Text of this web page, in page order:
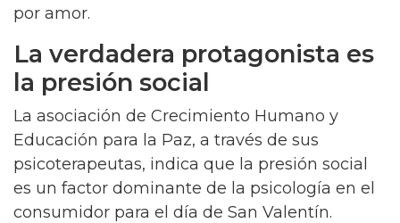
por amor.
La verdadera protagonista es
la presión social
La asociación de Crecimiento Humano y
Educación para la Paz, a través de sus
psicoterapeutas, indica que la presión social
es un factor dominante de la psicología en el
consumidor para el día de San Valentín.